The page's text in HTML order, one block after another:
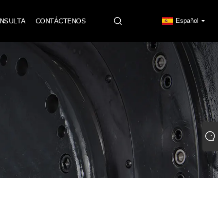
CONTÁCTENOS Español